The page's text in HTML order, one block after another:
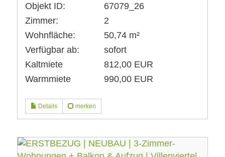
Objekt ID:
67079_26
Zimmer:
2
Wohnfläche:
50,74 m²
Verfügbar ab:
sofort
Kaltmiete
812,00 EUR
Warmmiete
990,00 EUR
Details merken